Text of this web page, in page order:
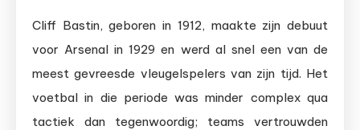
Cliff Bastin, geboren in 1912, maakte zijn debuut
voor Arsenal in 1929 en werd al snel een van de
meest gevreesde vleugelspelers van zijn tijd. Het
voetbal in die periode was minder complex qua
tactiek dan tegenwoordig; teams vertrouwden